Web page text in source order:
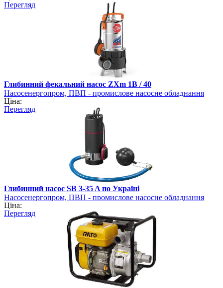
Перегляд
Глибинний фекальний насос ZXm 1B / 40
Насосенергопром, ПВП - промислове насосне обладнання
Ціна:
Перегляд
Глибинний насос SB 3-35 A по Україні
Насосенергопром, ПВП - промислове насосне обладнання
Ціна:
Перегляд